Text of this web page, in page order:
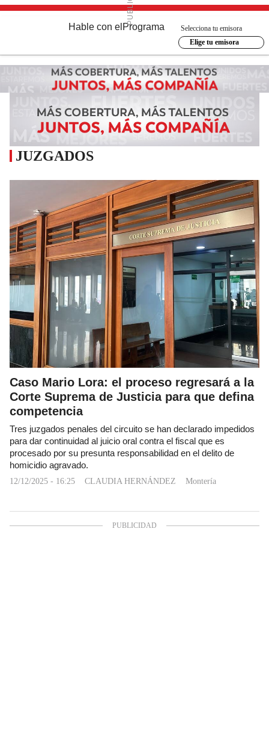
Hable con el Programa
Selecciona tu emisora
Elige tu emisora
JUZGADOS
Caso Mario Lora: el proceso regresará a la
Corte Suprema de Justicia para que defina
competencia
Tres juzgados penales del circuito se han declarado impedidos
para dar continuidad al juicio oral contra el fiscal que es
procesado por su presunta responsabilidad en el delito de
homicidio agravado.
12/12/2025 - 16:25 CLAUDIA HERNÁNDEZ Montería